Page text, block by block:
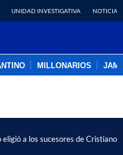
UNIDAD INVESTIGATIVA NOTICIAS
MILLONARIOS
a los sucesores de Cristiano